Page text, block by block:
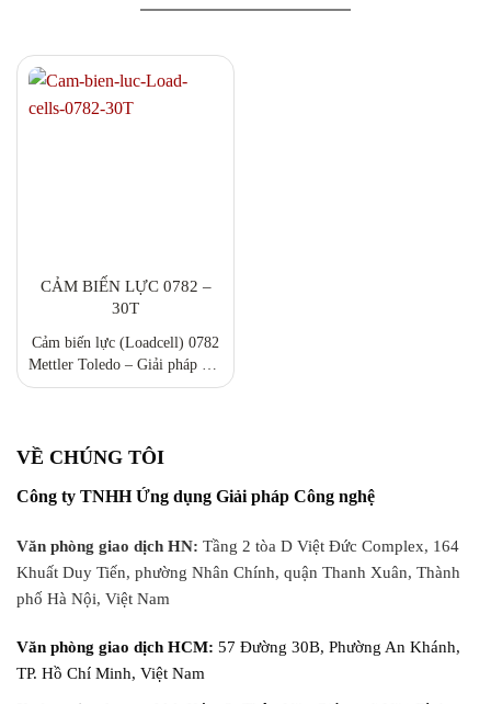
CẢM BIẾN LỰC 0782 –
30T
Cảm biến lực (Loadcell) 0782
Mettler Toledo – Giải pháp cân
tải trọng lớn, độ chính xác và
kế dạng hình trụ nén hai đầu,
xác tối ưu và tuổi thọ dài lâu
VỀ CHÚNG TÔI
Công ty TNHH Ứng dụng Giải pháp Công nghệ
Văn phòng giao dịch HN: Tầng 2 tòa D Việt Đức Complex, 164
Khuất Duy Tiến, phường Nhân Chính, quận Thanh Xuân, Thành
phố Hà Nội, Việt Nam
Văn phòng giao dịch HCM: 57 Đường 30B, Phường An Khánh,
TP. Hồ Chí Minh, Việt Nam